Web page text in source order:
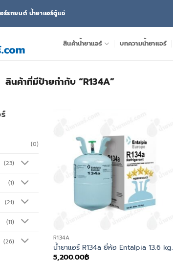
ร์รถยนต์ น้ำยาแอร์ตู้แช่
สินค้าน้ำยาแอร์ บทความน้ำยาแอร์
สินค้าที่มีป้ายกำกับ “R134A”
(0)
(23)
(1)
(21)
(11)
(26) R134A
น้ำยาแอร์ R134a ยี่ห้อ Entalpia 13.6 kg.
5,200.00฿